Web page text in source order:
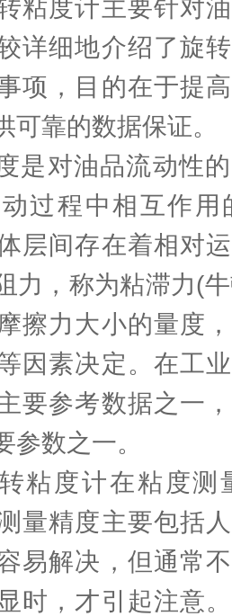
粘度计主要针对
详细地介绍了旋
项，目的在于提
可靠的数据保证。
对油品流动性的
过程中相互作用
层间存在着相对
力，称为粘滞力(
擦力大小的量度
因素决定。在工
要参考数据之一
参数之一。
度计在粘度测
量精度主要包括
易解决，但通常
时，才引起注意